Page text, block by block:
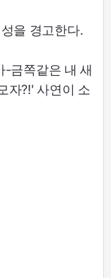
을 경고한다.
-금쪽같은 내 새
자?!' 사연이 소